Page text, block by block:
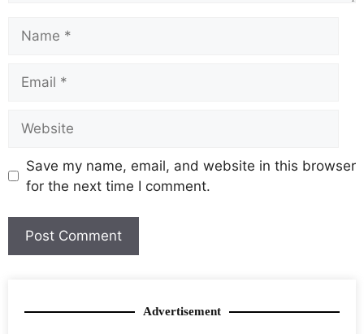
Save my name, email, and website in this browser
for the next time I comment.
Advertisement